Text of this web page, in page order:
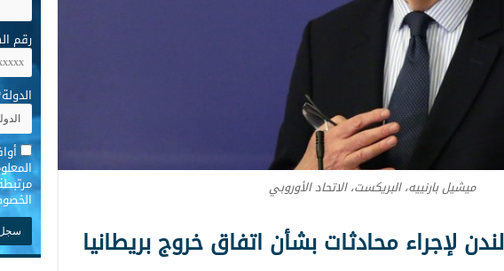
ميشيل بارنييه، البريكست، الاتحاد الأوروبي
لإجراء محادثات بشأن اتفاق خروج بريطانيا
رقم
الدولة
*